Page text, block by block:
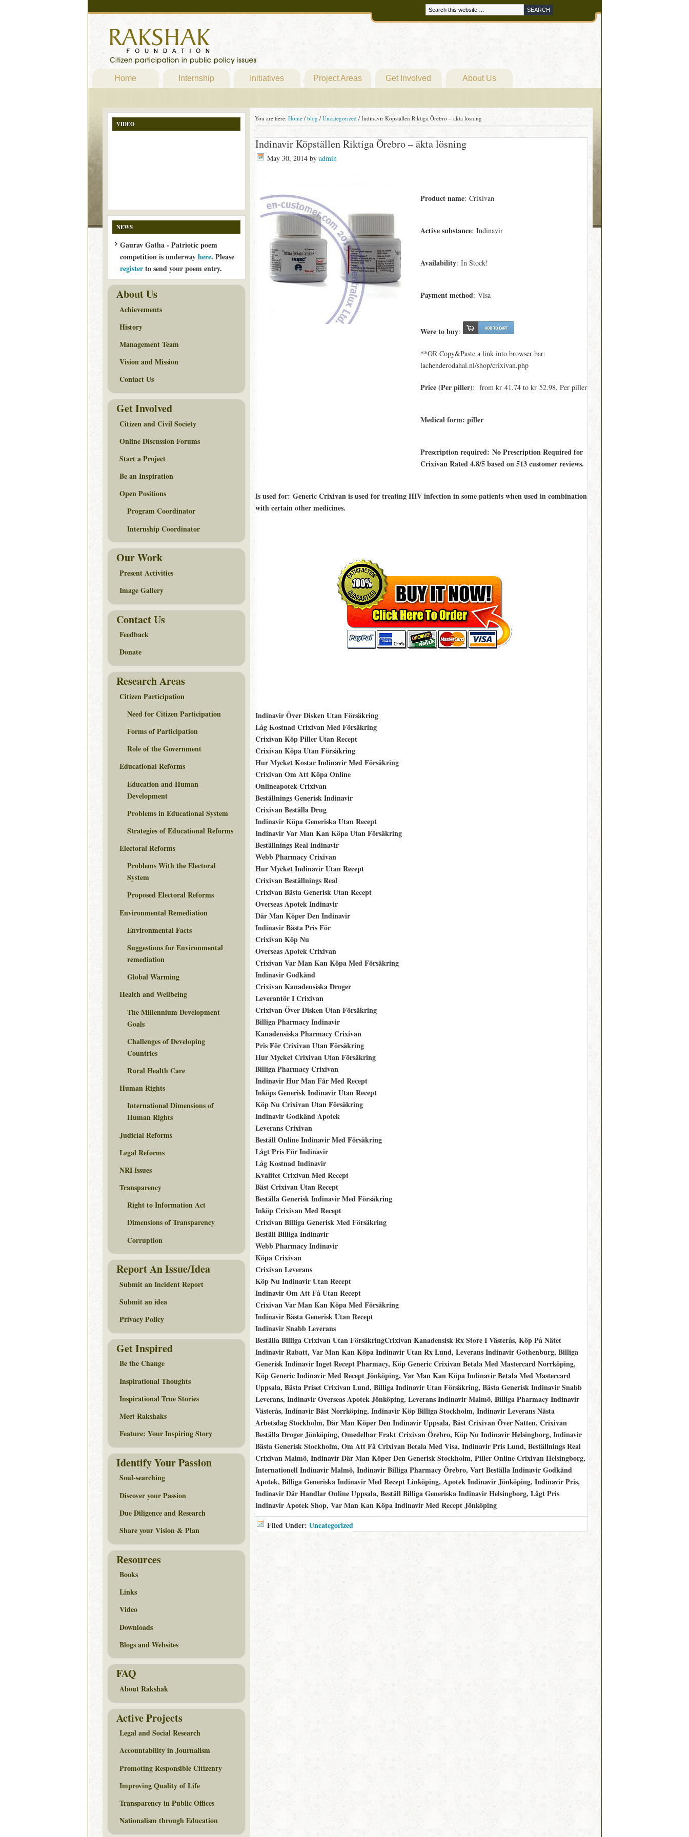
Home Internship Initiatives Project Areas Get Involved About Us
You are here: Home / blog / Uncategorized /Indinavir Köpställen Riktiga Örebro – äkta lösning
Indinavir Köpställen Riktiga Örebro – äkta lösning
May 30, 2014by admin
Product name: Crixivan
Active substance: Indinavir
Availability: In Stock!
Payment method: Visa
Were to buy:
**OR Copy&Paste a link into browser bar:
lachenderodahal.nl/shop/crixivan.php
Price (Per piller): from kr 41.74 to kr 52.98, Per piller
Medical form: piller
Prescription required: No Prescription Required for
Crixivan Rated4.8/5based on513customer reviews.
Is used for: Generic Crixivan is used for treating HIV infection in some patients when used in combination
with certain other medicines.
Indinavir Över Disken Utan Försäkring
Låg Kostnad Crixivan Med Försäkring
Crixivan Köp Piller Utan Recept
Crixivan Köpa Utan Försäkring
Hur Mycket Kostar Indinavir Med Försäkring
Crixivan Om Att Köpa Online
Onlineapotek Crixivan
Beställnings Generisk Indinavir
Crixivan Beställa Drug
Indinavir Köpa Generiska Utan Recept
Indinavir Var Man Kan Köpa Utan Försäkring
Beställnings Real Indinavir
Webb Pharmacy Crixivan
Hur Mycket Indinavir Utan Recept
Crixivan Beställnings Real
Crixivan Bästa Generisk Utan Recept
Overseas Apotek Indinavir
Där Man Köper Den Indinavir
Indinavir Bästa Pris För
Crixivan Köp Nu
Overseas Apotek Crixivan
Crixivan Var Man Kan Köpa Med Försäkring
Indinavir Godkänd
Crixivan Kanadensiska Droger
Leverantör I Crixivan
Crixivan Över Disken Utan Försäkring
Billiga Pharmacy Indinavir
Kanadensiska Pharmacy Crixivan
Pris För Crixivan Utan Försäkring
Hur Mycket Crixivan Utan Försäkring
Billiga Pharmacy Crixivan
Indinavir Hur Man Får Med Recept
Inköps Generisk Indinavir Utan Recept
Köp Nu Crixivan Utan Försäkring
Indinavir Godkänd Apotek
Leverans Crixivan
Beställ Online Indinavir Med Försäkring
Lågt Pris För Indinavir
Låg Kostnad Indinavir
Kvalitet Crixivan Med Recept
Bäst Crixivan Utan Recept
Beställa Generisk Indinavir Med Försäkring
Inköp Crixivan Med Recept
Crixivan Billiga Generisk Med Försäkring
Beställ Billiga Indinavir
Webb Pharmacy Indinavir
Köpa Crixivan
Crixivan Leverans
Köp Nu Indinavir Utan Recept
Indinavir Om Att Få Utan Recept
Crixivan Var Man Kan Köpa Med Försäkring
Indinavir Bästa Generisk Utan Recept
Indinavir Snabb Leverans
Beställa Billiga Crixivan Utan FörsäkringCrixivan Kanadensisk Rx Store I Västerås, Köp På Nätet
Indinavir Rabatt, Var Man Kan Köpa Indinavir Utan Rx Lund, Leverans Indinavir Gothenburg, Billiga
Generisk Indinavir Inget Recept Pharmacy, Köp Generic Crixivan Betala Med Mastercard Norrköping,
Köp Generic Indinavir Med Recept Jönköping, Var Man Kan Köpa Indinavir Betala Med Mastercard
Uppsala, Bästa Priset Crixivan Lund, Billiga Indinavir Utan Försäkring, Bästa Generisk Indinavir Snabb
Leverans, Indinavir Overseas Apotek Jönköping, Leverans Indinavir Malmö, Billiga Pharmacy Indinavir
Västerås, Indinavir Bäst Norrköping, Indinavir Köp Billiga Stockholm, Indinavir Leverans Nästa
Arbetsdag Stockholm, Där Man Köper Den Indinavir Uppsala, Bäst Crixivan Över Natten, Crixivan
Beställa Droger Jönköping, Omedelbar Frakt Crixivan Örebro, Köp Nu Indinavir Helsingborg, Indinavir
Bästa Generisk Stockholm, Om Att Få Crixivan Betala Med Visa, Indinavir Pris Lund, Beställnings Real
Crixivan Malmö, Indinavir Där Man Köper Den Generisk Stockholm, Piller Online Crixivan Helsingborg,
Internationell Indinavir Malmö, Indinavir Billiga Pharmacy Örebro, Vart Beställa Indinavir Godkänd
Apotek, Billiga Generiska Indinavir Med Recept Linköping, Apotek Indinavir Jönköping, Indinavir Pris,
Indinavir Där Handlar Online Uppsala, Beställ Billiga Generiska Indinavir Helsingborg, Lågt Pris
Indinavir Apotek Shop, Var Man Kan Köpa Indinavir Med Recept Jönköping
Filed Under: Uncategorized
VIDEO
NEWS
Gaurav Gatha - Patriotic poem
competition is underwayhere. Please
registerto send your poem entry.
About Us
Achievements
History
Management Team
Vision and Mission
Contact Us
Get Involved
Citizen and Civil Society
Online Discussion Forums
Start a Project
Be an Inspiration
Open Positions
Program Coordinator
Internship Coordinator
Our Work
Present Activities
Image Gallery
Contact Us
Feedback
Donate
Research Areas
Citizen Participation
Need for Citizen Participation
Forms of Participation
Role of the Government
Educational Reforms
Education and Human
Development
Problems in Educational System
Strategies of Educational Reforms
Electoral Reforms
Problems With the Electoral
System
Proposed Electoral Reforms
Environmental Remediation
Environmental Facts
Suggestions for Environmental
remediation
Global Warming
Health and Wellbeing
The Millennium Development
Goals
Challenges of Developing
Countries
Rural Health Care
Human Rights
International Dimensions of
Human Rights
Judicial Reforms
Legal Reforms
NRI Issues
Transparency
Right to Information Act
Dimensions of Transparency
Corruption
Report An Issue/Idea
Submit an Incident Report
Submit an idea
Privacy Policy
Get Inspired
Be the Change
Inspirational Thoughts
Inspirational True Stories
Meet Rakshaks
Feature: Your Inspiring Story
Identify Your Passion
Soul-searching
Discover your Passion
Due Diligence and Research
Share your Vision & Plan
Resources
Books
Links
Video
Downloads
Blogs and Websites
FAQ
About Rakshak
Active Projects
Legal and Social Research
Accountability in Journalism
Promoting Responsible Citizenry
Improving Quality of Life
Transparency in Public Offices
Nationalism through Education